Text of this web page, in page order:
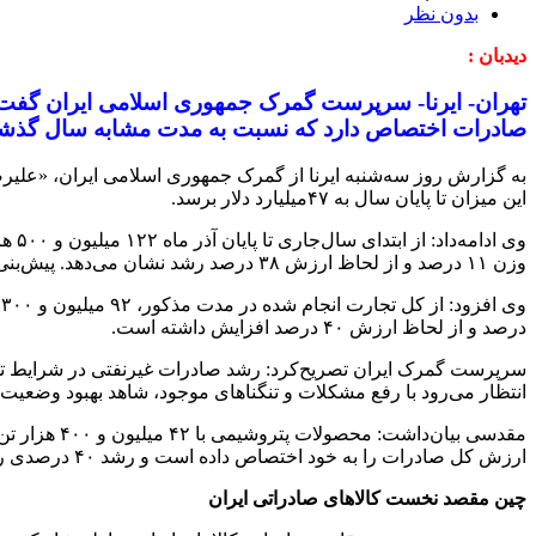
بدون نظر
دیدبان :
صادرات اختصاص دارد که نسبت به مدت مشابه سال گذشته از نظر
این میزان تا پایان سال به ۴۷میلیارد دلار برسد.
وزن ۱۱ درصد و از لحاظ ارزش ۳۸ درصد رشد نشان می‌دهد. پیش‌بنی می‌شود در صورت ادامه روند تجارت کنونی تجارت خارجی کشورمان تا پایان سال به ۹۸میلیارد دلار برسد.
درصد و از لحاظ ارزش ۴۰ درصد افزایش داشته است.
سرپرست گمرک ایران تصریح‌کرد: رشد صادرات غیرنفتی در شرایط
انتظار می‌رود با رفع مشکلات و تنگناهای موجود، شاهد بهبود وضعیت
ارزش کل صادرات را به خود اختصاص داده است و رشد ۴۰ درصدی را نسبت به مدت مشابه سال قبل تجربه کرده است.
چین مقصد نخست کالاهای صادراتی ایران